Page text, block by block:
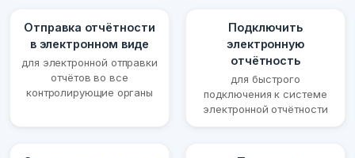
Отправка отчётности
в электронном виде
для электронной отправки
отчётов во все
контролирующие органы
Подключить
электронную
отчётность
для быстрого
подключения к системе
электронной отчётности